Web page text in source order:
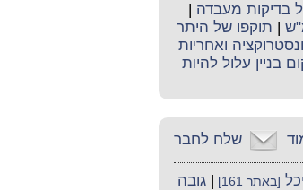
בדיקות מעבדה |
| תוקפו של היתר
ואחריות
בניין עלול להיות
שלח לחבר
[באתר 161] | גובה